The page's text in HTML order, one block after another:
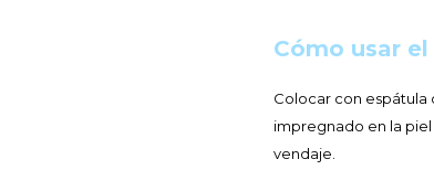
Cómo usar
Colocar con espátula
impregnado en la piel
vendaje.